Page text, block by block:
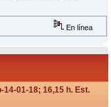
En línea
14-01-18; 16,15 h. Est.